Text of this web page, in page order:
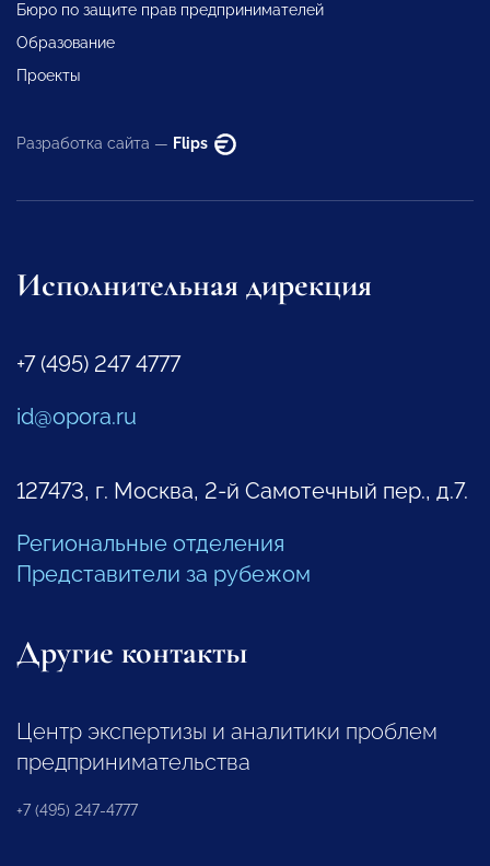
Бюро по защите прав предпринимателей
Образование
Проекты
Разработка сайта — Flips
Исполнительная дирекция
+7 (495) 247 4777
id@opora.ru
127473, г. Москва, 2-й Самотечный пер., д.7.
Региональные отделения
Представители за рубежом
Другие контакты
Центр экспертизы и аналитики проблем
предпринимательства
+7 (495) 247-4777